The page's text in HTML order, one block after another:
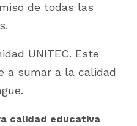
de todas las
UNITEC. Este
a sumar a la calidad
calidad educativa